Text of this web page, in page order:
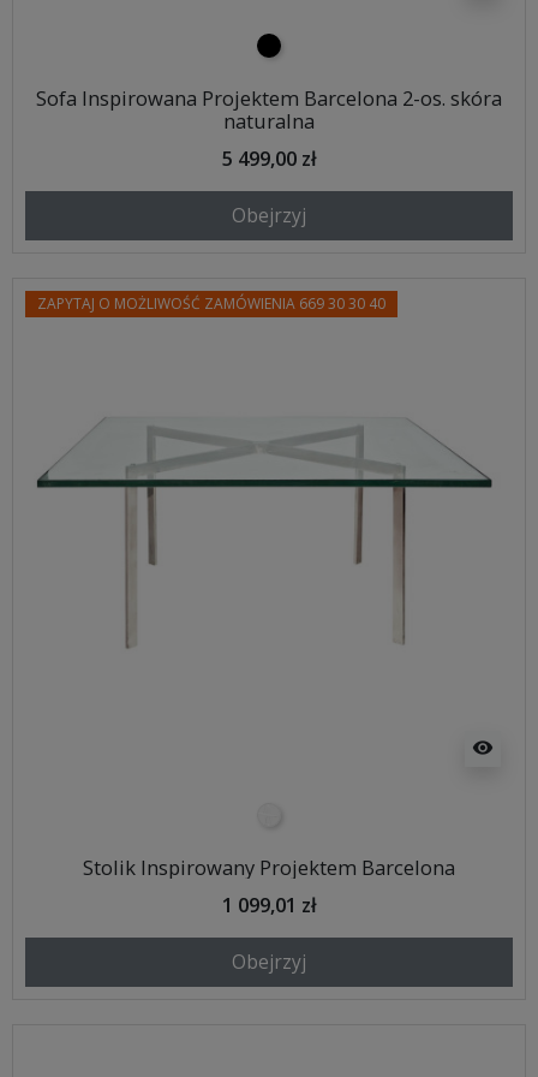
czarny
Sofa Inspirowana Projektem Barcelona 2-os. skóra
naturalna
5 499,00 zł
Obejrzyj
ZAPYTAJ O MOŻLIWOŚĆ ZAMÓWIENIA 669 30 30 40
visibility
Stolik Inspirowany Projektem Barcelona
1 099,01 zł
Obejrzyj